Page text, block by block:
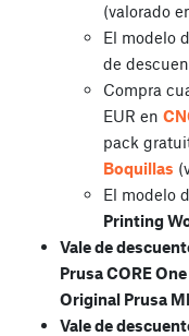
(valorado
El modelo
de
Compra
EUR en
pack
Boquillas
El modelo
Printing
Vale de
Prusa CORE One
Original Prusa
Vale de